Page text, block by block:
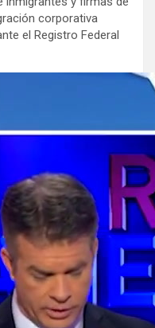
corporativa
el Registro Federal